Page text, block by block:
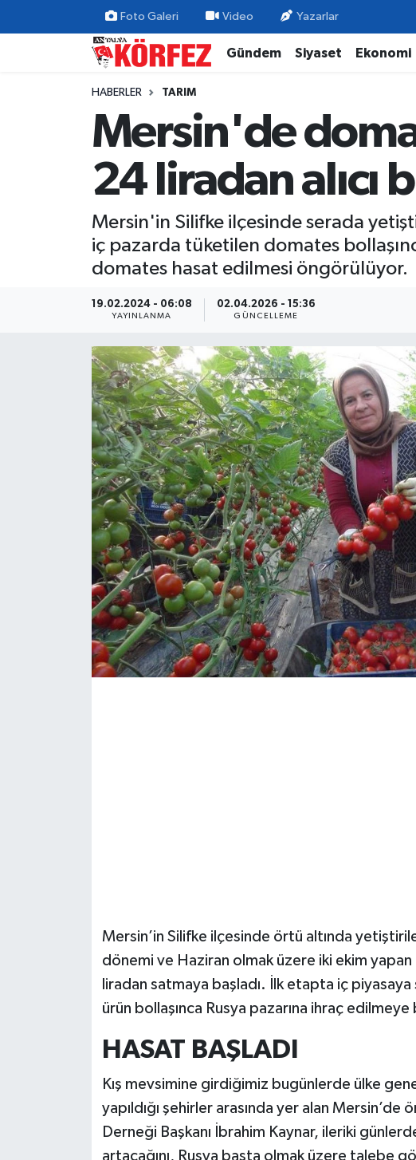
Foto Galeri Video Yazarlar
Gündem Siyaset Ekonomi
HABERLER TARIM
Mersin'de
24 liradan alıcı
Mersin'in Silifke ilçesinde serada
iç pazarda tüketilen domates
domates hasat edilmesi öngörülüyor.
19.02.2024 - 06:08
YAYINLANMA
02.04.2026 - 15:36
GÜNCELLEME
Mersin’in Silifke ilçesinde örtü altında
dönemi ve Haziran olmak üzere iki ekim
liradan satmaya başladı. İlk etapta iç
ürün bollaşınca Rusya pazarına ihraç edilmeye
HASAT BAŞLADI
Kış mevsimine girdiğimiz bugünlerde ülke
yapıldığı şehirler arasında yer alan Mersin’de
Derneği Başkanı İbrahim Kaynar, ileriki
artacağını, Rusya başta olmak üzere talebe
Gündem
Yerel Yönetim
Ekonomi
Magazin
Kültür ve Sanat
Sivil Toplum
Nöbetçi Eczaneler
Trafik Durumu
Süper Lig Puan Durumu ve Fikstür
Tüm Manşetler
Son Dakika Haberleri
Haber Arşivi